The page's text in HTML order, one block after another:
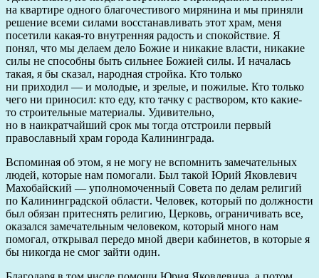
на квартире одного благочестивого мирянина и мы приняли
решение всеми силами восстанавливать этот храм, меня
посетили какая-то внутренняя радость и спокойствие. Я
понял, что мы делаем дело Божие и никакие власти, никакие
силы не способны быть сильнее Божией силы. И началась
такая, я бы сказал, народная стройка. Кто только
ни приходил — и молодые, и зрелые, и пожилые. Кто только
чего ни приносил: кто еду, кто тачку с раствором, кто какие-
то строительные материалы. Удивительно,
но в наикратчайший срок мы тогда отстроили первый
православный храм города Калининграда.
Вспоминая об этом, я не могу не вспомнить замечательных
людей, которые нам помогали. Был такой Юрий Яковлевич
Махобайский — уполномоченный Совета по делам религий
по Калининградской области. Человек, который по должности
был обязан притеснять религию, Церковь, ограничивать все,
оказался замечательным человеком, который много нам
помогал, открывал передо мной двери кабинетов, в которые я
бы никогда не смог зайти один.